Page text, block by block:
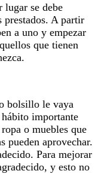
lugar se debe
prestados. A partir
a uno y empezar
que tienen
bolsillo le vaya
importante
o muebles que
pueden aprovechar.
Para mejorar
y esto no